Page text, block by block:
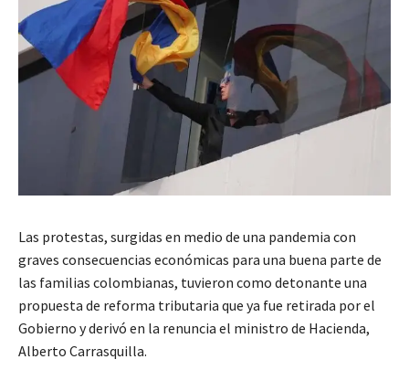
Las protestas, surgidas en medio de una pandemia con
graves consecuencias económicas para una buena parte de
las familias colombianas, tuvieron como detonante una
propuesta de reforma tributaria que ya fue retirada por el
Gobierno y derivó en la renuncia el ministro de Hacienda,
Alberto Carrasquilla.